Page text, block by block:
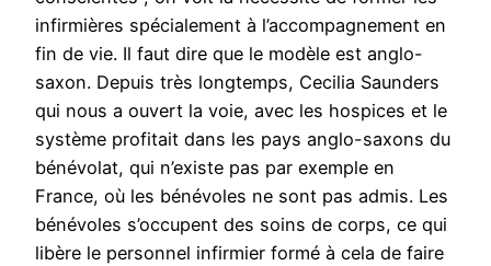
infirmières spécialement à l’accompagnement en
fin de vie. Il faut dire que le modèle est anglo-
saxon. Depuis très longtemps, Cecilia Saunders
qui nous a ouvert la voie, avec les hospices et le
système profitait dans les pays anglo-saxons du
bénévolat, qui n’existe pas par exemple en
France, où les bénévoles ne sont pas admis. Les
bénévoles s’occupent des soins de corps, ce qui
libère le personnel infirmier formé à cela de faire